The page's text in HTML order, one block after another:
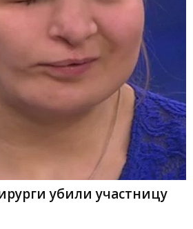
убили участницу